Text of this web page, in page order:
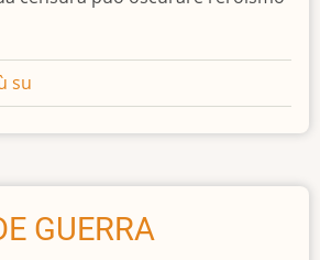
su
TESTAMENTO
DEL
GUERRA